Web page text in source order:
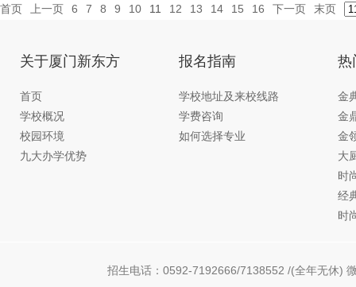
首页 上一页 6 7 8 9 10 11 12 13 14 15 16 下一页 末页
关于厦门新东方
首页
学校概况
校园环境
九大办学优势
报名指南
学校地址及来校线路
学费咨询
如何选择专业
热
金
金
金
大
时
经
时
招生电话：0592-7192666/7138552 /(全年无休)